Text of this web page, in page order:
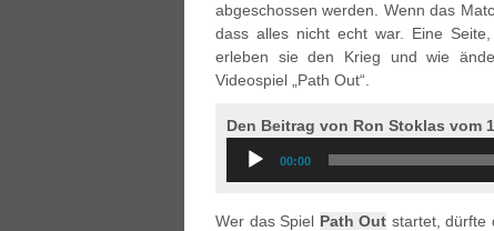
abgeschossen werden. Wenn das
dass alles nicht echt war. Eine
erleben sie den Krieg und wie
Videospiel „Path Out“.
Den Beitrag von Ron Stoklas vom
Audio
Player
00:00
Wer das Spiel Path Out startet, dürfte